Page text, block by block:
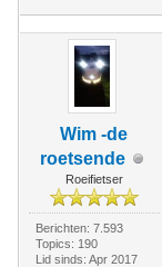
Wim -de
roetsende
Roeifietser
Berichten: 7.593
Topics: 190
Lid sinds: Apr 2017